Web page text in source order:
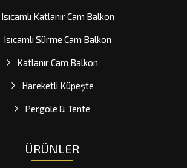
Isıcamlı Katlanır Cam Balkon
Isıcamlı Sürme Cam Balkon
Katlanır Cam Balkon
Hareketli Küpeşte
Pergole & Tente
ÜRÜNLER